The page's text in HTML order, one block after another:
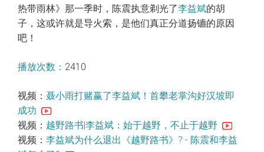
热带雨林》那一季时，陈震执意剃光了李益斌的胡
子，这或许就是导火索，是他们真正分道扬镳的原因
吧！
播放次数： 2410
视频： 聂小雨打赌赢了李益斌！首攀老掌沟好汉坡即
成功
视频： 越野路书|李益斌：始于越野，不止于越野
视频： 李益斌为什么退出《越野路书》? - 陈震和李益